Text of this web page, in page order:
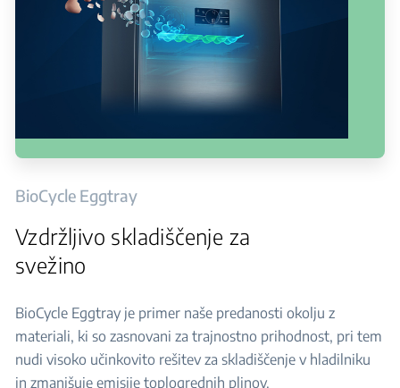
BioCycle Eggtray
Vzdržljivo skladiščenje za
svežino
BioCycle Eggtray je primer naše predanosti okolju z
materiali, ki so zasnovani za trajnostno prihodnost, pri tem
nudi visoko učinkovito rešitev za skladiščenje v hladilniku
in zmanjšuje emisije toplogrednih plinov.